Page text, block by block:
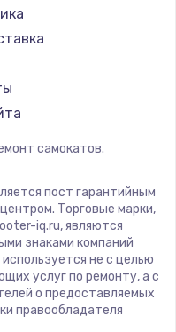
самокатов.
пост гарантийным
Торговые марки,
iq.ru, являются
знаками компаний
не с целью
услуг по ремонту, а с
о предоставляемых
правообладателя